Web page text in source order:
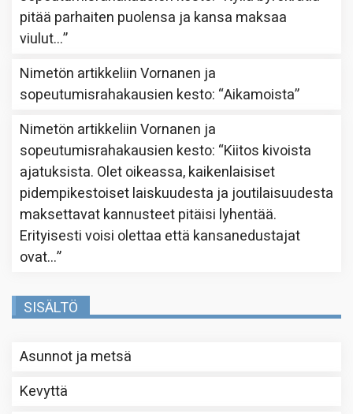
pitää parhaiten puolensa ja kansa maksaa
viulut…”
Nimetön artikkeliinVornanen ja
sopeutumisrahakausien kesto: “Aikamoista”
Nimetön artikkeliinVornanen ja
sopeutumisrahakausien kesto: “Kiitos kivoista
ajatuksista. Olet oikeassa, kaikenlaisiset
pidempikestoiset laiskuudesta ja joutilaisuudesta
maksettavat kannusteet pitäisi lyhentää.
Erityisesti voisi olettaa että kansanedustajat
ovat…”
SISÄLTÖ
Asunnot ja metsä
Kevyttä